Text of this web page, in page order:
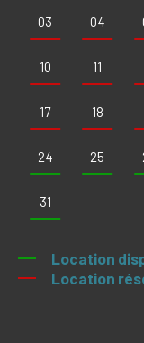
03 04
10 11
17 18
24 25
31
Location
Location